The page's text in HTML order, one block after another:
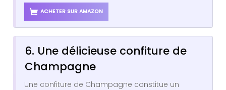
ACHETER SUR AMAZON
6. Une délicieuse confiture de
Champagne
Une confiture de Champagne constitue un